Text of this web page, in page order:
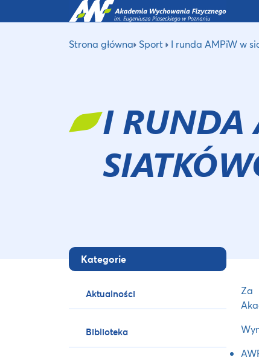
Strona główna Sport I runda AMPiW w
I RUNDA
Kategorie
Aktualności
Biblioteka
Za